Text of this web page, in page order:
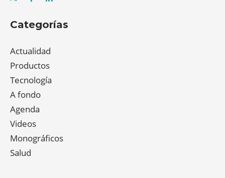
Categorías
Actualidad
Productos
Tecnología
A fondo
Agenda
Videos
Monográficos
Salud